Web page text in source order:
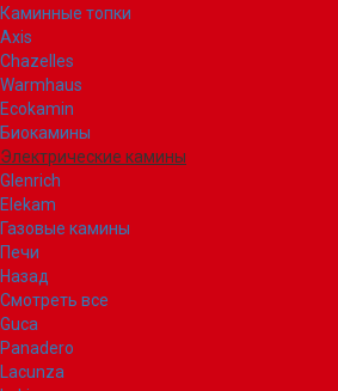
Каминные топки
Axis
Chazelles
Warmhaus
Ecokamin
Биокамины
Электрические камины
Glenrich
Elekam
Газовые камины
Печи
Назад
Смотреть все
Guca
Panadero
Lacunza